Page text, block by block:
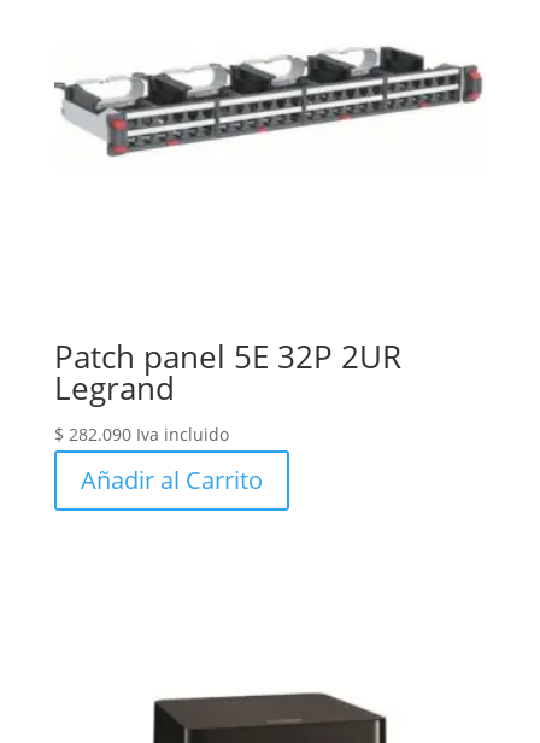
Patch panel 5E 32P 2UR
Legrand
$ 282.090 Iva incluido
Añadir al Carrito